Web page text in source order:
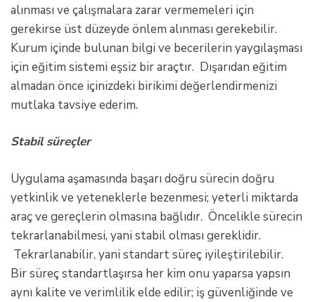
alınması ve çalışmalara zarar vermemeleri için
gerekirse üst düzeyde önlem alınması gerekebilir.
Kurum içinde bulunan bilgi ve becerilerin yaygılaşması
için eğitim sistemi eşsiz bir araçtır. Dışarıdan eğitim
almadan önce içinizdeki birikimi değerlendirmenizi
mutlaka tavsiye ederim.
Stabil süreçler
Uygulama aşamasında başarı doğru sürecin doğru
yetkinlik ve yeteneklerle bezenmesi; yeterli miktarda
araç ve gereçlerin olmasına bağlıdır. Öncelikle sürecin
tekrarlanabilmesi, yani stabil olması gereklidir.
Tekrarlanabilir, yani standart süreç iyileştirilebilir.
Bir süreç standartlaşırsa her kim onu yaparsa yapsın
aynı kalite ve verimlilik elde edilir; iş güvenliğinde ve